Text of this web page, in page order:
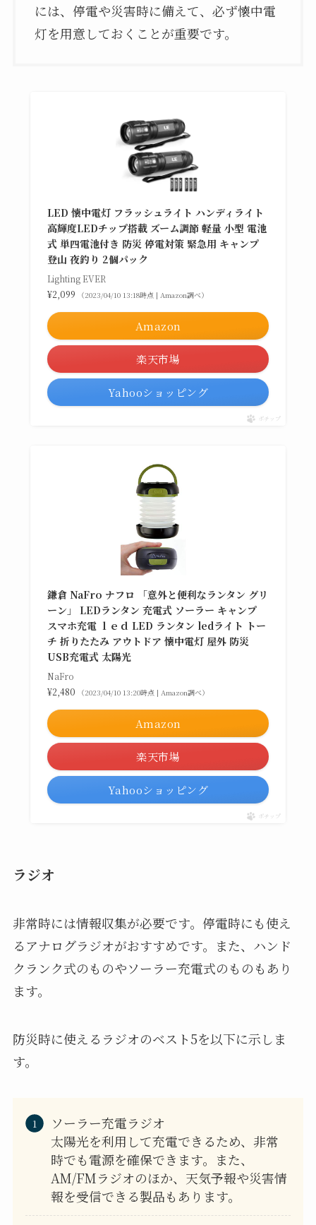
には、停電や災害時に備えて、必ず懐中電
灯を用意しておくことが重要です。
LED 懐中電灯 フラッシュライト ハンディライト
高輝度LEDチップ搭載 ズーム調節 軽量 小型 電池
式 単四電池付き 防災 停電対策 緊急用 キャンプ
登山 夜釣り 2個パック
Lighting EVER
¥2,099
（2023/04/10 13:18時点 | Amazon調べ）
Amazon
楽天市場
Yahooショッピング
ポチップ
鎌倉 NaFro ナフロ 「意外と便利なランタン グリ
ーン」 LEDランタン 充電式 ソーラー キャンプ
スマホ充電 ｌｅｄ LED ランタン ledライト トー
チ 折りたたみ アウトドア 懐中電灯 屋外 防災
USB充電式 太陽光
NaFro
¥2,480
（2023/04/10 13:20時点 | Amazon調べ）
Amazon
楽天市場
Yahooショッピング
ポチップ
ラジオ
非常時には情報収集が必要です。停電時にも使え
るアナログラジオがおすすめです。また、ハンド
クランク式のものやソーラー充電式のものもあり
ます。
防災時に使えるラジオのベスト5を以下に示しま
す。
ソーラー充電ラジオ
太陽光を利用して充電できるため、非常
時でも電源を確保できます。また、
AM/FMラジオのほか、天気予報や災害情
報を受信できる製品もあります。